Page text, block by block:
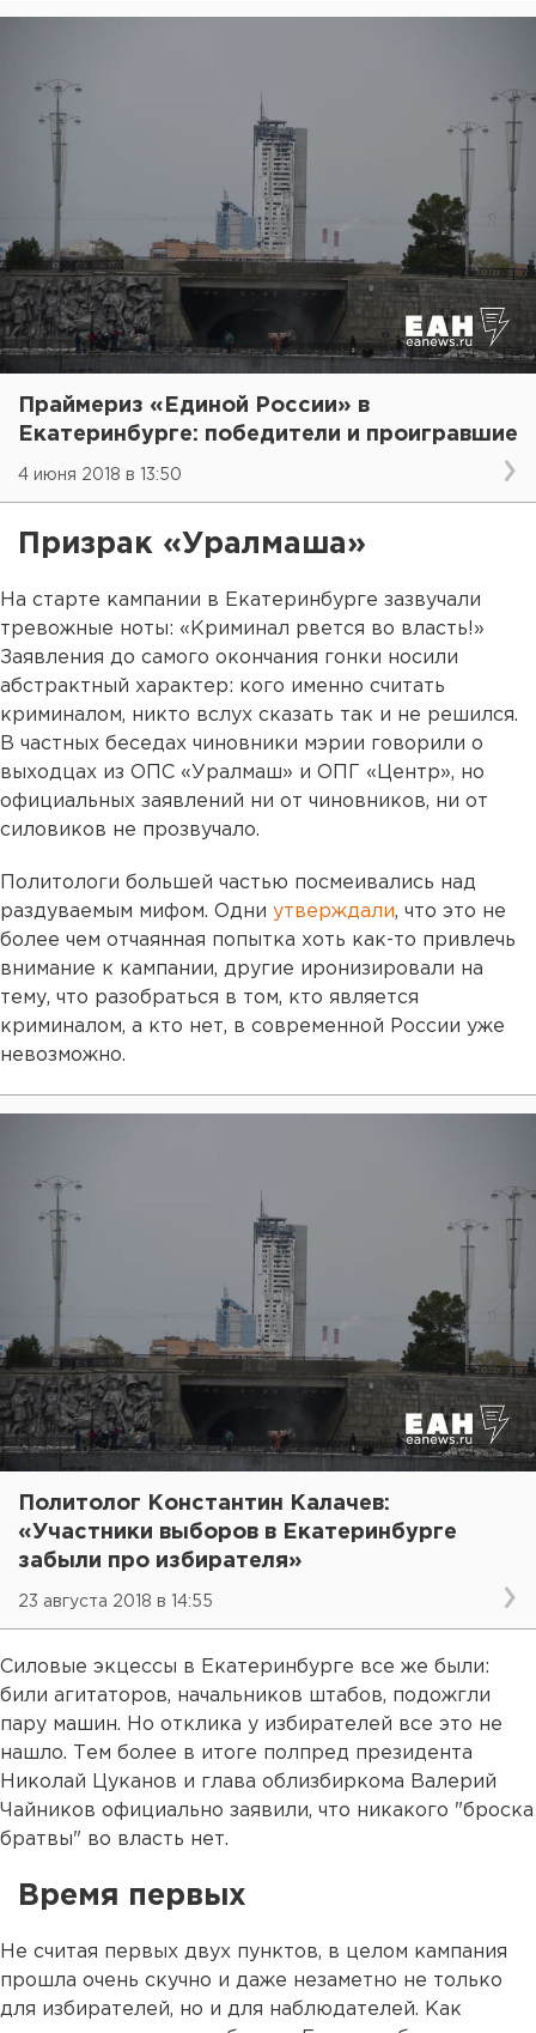
Праймериз «Единой России» в
Екатеринбурге: победители и проигравшие
4 июня 2018 в 13:50
Призрак «Уралмаша»
На старте кампании в Екатеринбурге зазвучали
тревожные ноты: «Криминал рвется во власть!»
Заявления до самого окончания гонки носили
абстрактный характер: кого именно считать
криминалом, никто вслух сказать так и не решился.
В частных беседах чиновники мэрии говорили о
выходцах из ОПС «Уралмаш» и ОПГ «Центр», но
официальных заявлений ни от чиновников, ни от
силовиков не прозвучало.
Политологи большей частью посмеивались над
раздуваемым мифом. Одни утверждали, что это не
более чем отчаянная попытка хоть как-то привлечь
внимание к кампании, другие иронизировали на
тему, что разобраться в том, кто является
криминалом, а кто нет, в современной России уже
невозможно.
Политолог Константин Калачев:
«Участники выборов в Екатеринбурге
забыли про избирателя»
23 августа 2018 в 14:55
Силовые экцессы в Екатеринбурге все же были:
били агитаторов, начальников штабов, подожгли
пару машин. Но отклика у избирателей все это не
нашло. Тем более в итоге полпред президента
Николай Цуканов и глава облизбиркома Валерий
Чайников официально заявили, что никакого "броска
братвы" во власть нет.
Время первых
Не считая первых двух пунктов, в целом кампания
прошла очень скучно и даже незаметно не только
для избирателей, но и для наблюдателей. Как